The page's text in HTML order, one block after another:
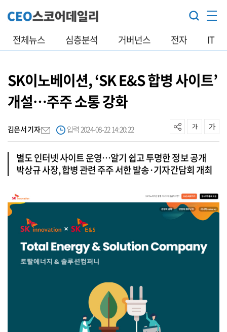
전체뉴스 심층분석 거버넌스 전자 IT
SK이노베이션, ‘SK E&S 합병 사이트’
개설…주주 소통 강화
김은서 기자 입력 2024-08-22 14:20:22
별도 인터넷 사이트 운영…알기 쉽고 투명한 정보 공개
박상규 사장, 합병 관련 주주 서한 발송·기자간담회 개최